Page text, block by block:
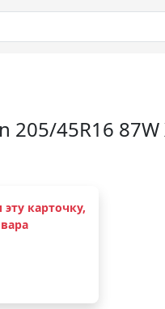
45R16 87W
карточку,